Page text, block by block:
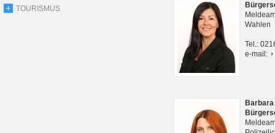
TOURISMUS
Wahlen
Tel.:
e-mail: